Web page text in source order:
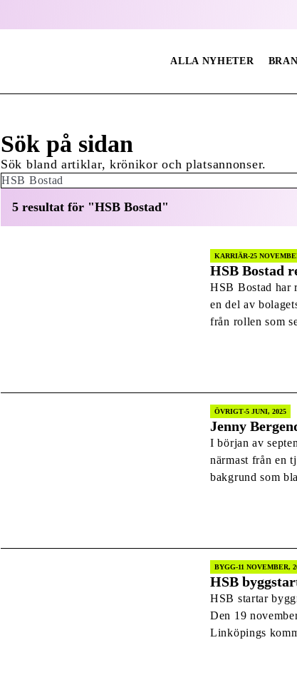
ALLA NYHETER
Sök på sidan
Sök bland artiklar, krönikor och platsannonser.
Sök:
5 resultat för "HSB Bostad"
KARRIÄR 25
HSB Bostad
HSB Bostad har
en del av
från rollen som
ÖVRIGT 5 JUNI, 2025
Jenny
I början av
närmast från en
bakgrund som
BYGG 11 NOVEMBER,
HSB
HSB startar
Den 19
Linköpings